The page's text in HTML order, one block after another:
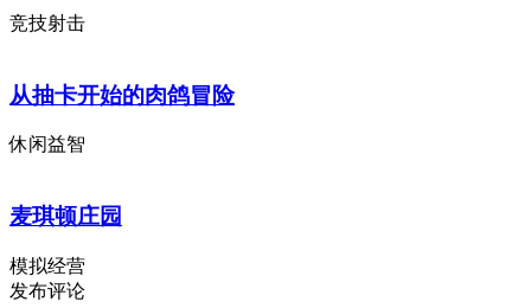
竞技射击
从抽卡开始的肉鸽冒险
休闲益智
麦琪顿庄园
模拟经营
发布评论